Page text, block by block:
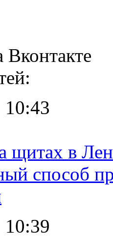
10:43
щитах в
способ
10:39